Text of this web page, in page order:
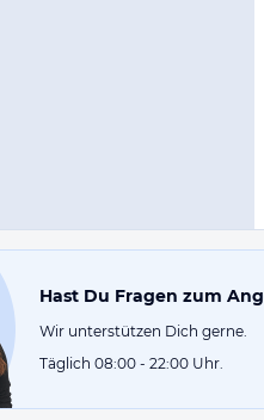
Hast Du Fragen zum
Wir unterstützen Dich gerne.
Täglich 08:00 - 22:00 Uhr.